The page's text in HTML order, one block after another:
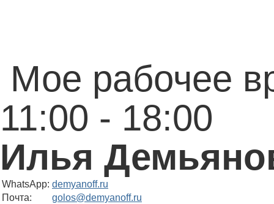
Мое рабочее
11:00 - 18:00
Илья
WhatsApp: demyanoff.ru
Почта:
golos@demyanoff.ru